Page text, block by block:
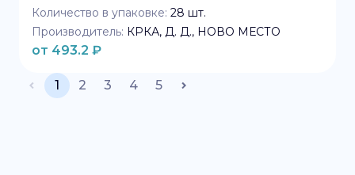
Количество в упаковке: 28 шт.
Производитель: КРКА, Д. Д., НОВО МЕСТО
от 493.2 ₽
1 2 3 4 5